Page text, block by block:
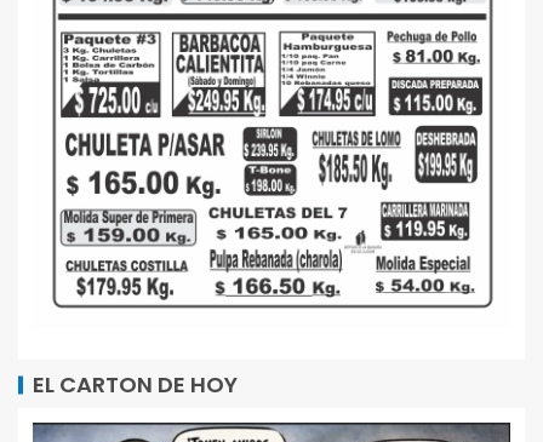
EL CARTON DE HOY